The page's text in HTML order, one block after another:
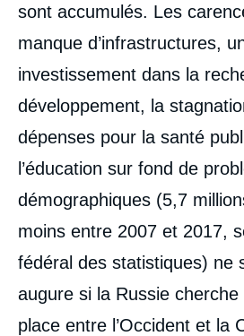
sont accumulés. Les
manque d’infrastructures,
investissement dans la
développement, la
dépenses pour la santé
l’éducation sur fond de
démographiques (5,7
moins entre 2007 et 2017,
fédéral des statistiques) ne
augure si la Russie
place entre l’Occident et la